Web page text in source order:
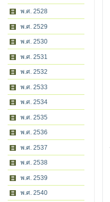
พ.ศ. 2528
พ.ศ. 2529
พ.ศ. 2530
พ.ศ. 2531
พ.ศ. 2532
พ.ศ. 2533
พ.ศ. 2534
พ.ศ. 2535
พ.ศ. 2536
พ.ศ. 2537
พ.ศ. 2538
พ.ศ. 2539
พ.ศ. 2540